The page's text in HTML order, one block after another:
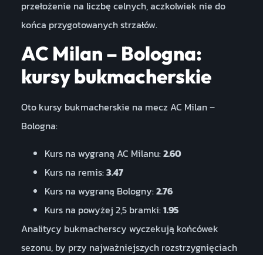
przełożenie na liczbę celnych, aczkolwiek nie do
końca przygotowanych strzałów.
AC Milan – Bologna:
kursy bukmacherskie
Oto kursy bukmacherskie na mecz AC Milan –
Bologna:
Kurs na wygraną AC Milanu:2.60
Kurs na remis:3.47
Kurs na wygraną Bologny:2.76
Kurs na powyżej 2,5 bramki:1.95
Analitycy bukmacherscy wyczekują końcówek
sezonu, by przy najważniejszych rozstrzygnięciach